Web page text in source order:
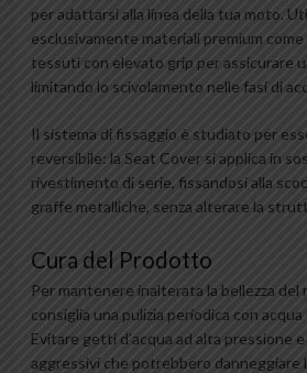
per adattarsi alla linea della tua moto.
esclusivamente materiali premium
tessuti con elevato grip per assicurare
limitando lo scivolamento nelle fasi di
Il sistema di fissaggio è studiato per
reversibile: la Seat Cover si applica in
rivestimento di serie, fissandosi alla
graffe metalliche, senza alterare la
Cura del Prodotto
Per mantenere inalterata la bellezza
consiglia una pulizia periodica con
Evitare getti d’acqua ad alta pressione
aggressivi che potrebbero danneggiare